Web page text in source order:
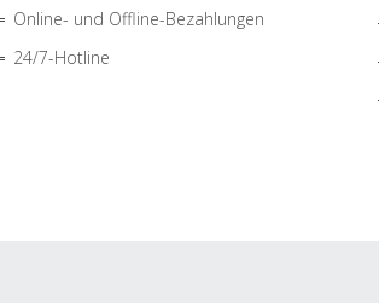
Online- und Offline-Bezahlungen
24/7-Hotline